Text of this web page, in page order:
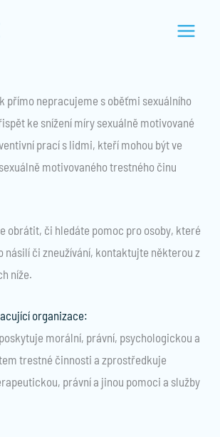
přímo nepracujeme s oběťmi sexuálního
ke snížení míry sexuálně motivované
prací s lidmi, kteří mohou být ve
motivovaného trestného činu
obrátit, či hledáte pomoc pro osoby, které
násilí či zneužívání, kontaktujte některou z
níže.
organizace:
morální, právní, psychologickou a
trestné činnosti a zprostředkuje
právní a jinou pomoci a služby